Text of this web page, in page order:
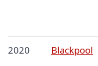
2020 Blackpool